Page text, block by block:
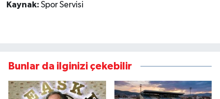
Kaynak: Spor Servisi
Bunlar da ilginizi çekebilir